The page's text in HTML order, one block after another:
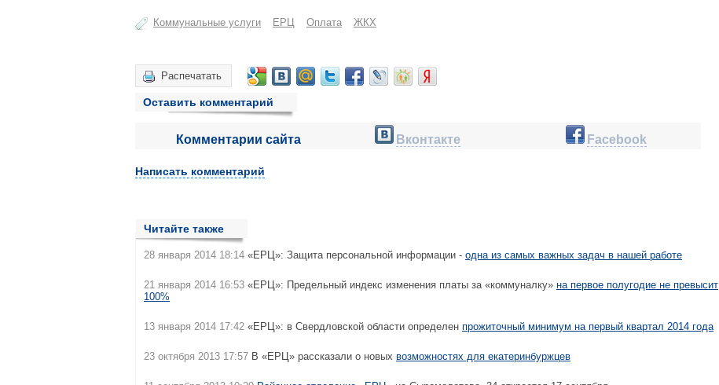
Коммунальные услуги ЕРЦ Оплата ЖКХ
Распечатать
Оставить комментарий
Комментарии сайта Вконтакте Facebook
Написать комментарий
Читайте также
28 января 2014 18:14 «ЕРЦ»: Защита персональной информации - одна из самых важных задач в нашей работе
21 января 2014 16:53 «ЕРЦ»: Предельный индекс изменения платы за «коммуналку» на первое полугодие не превысит
100%
13 января 2014 17:42 «ЕРЦ»: в Свердловской области определен прожиточный минимум на первый квартал 2014 года
23 октября 2013 17:57 В «ЕРЦ» рассказали о новых возможностях для екатеринбуржцев